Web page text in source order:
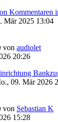
Kommentaren
Mär 2025 13:04
von audiolet
20:26
09. Mär 2026
von Sebastian K
15:28